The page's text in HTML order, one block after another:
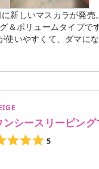
新しいマスカラが発
ュームタイプです！ 束つき知ら
使いやすくて、ダマに
ました。 ゲジゲジのま
今、日常使いしてるマスカ
抜けないのも嬉しいです。 オ
カラーの本体で、縦ラ
ッケージなのも嬉しい
ンシースリーピング
5